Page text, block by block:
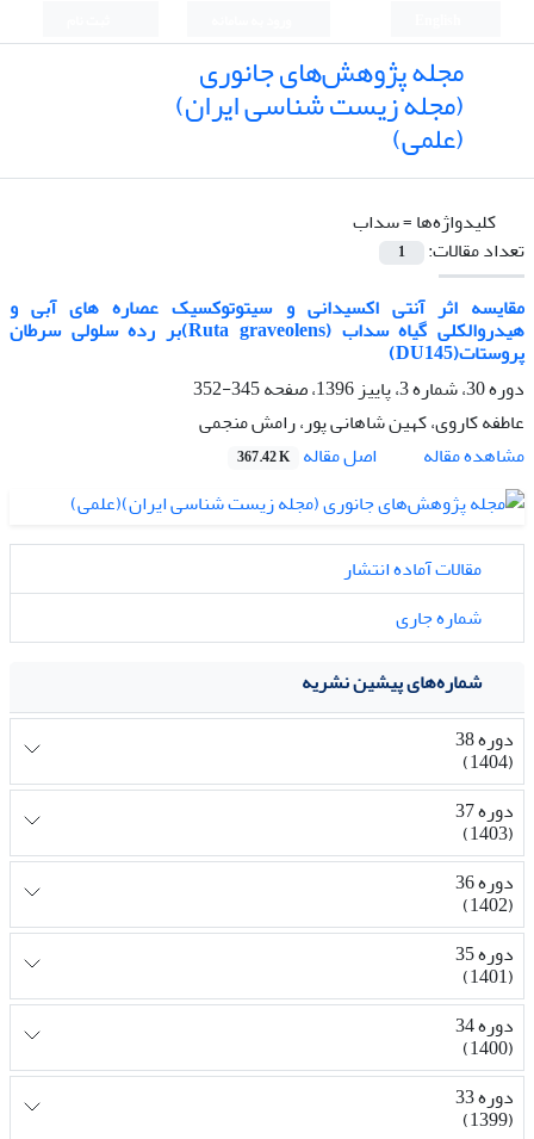
مجله پژوهش‌های جانوری
(مجله زیست شناسی ایران)
(علمی)
کلیدواژه‌ها =سداب
تعداد مقالات:
1
مقایسه اثر آنتی اکسیدانی و سیتوتوکسیک عصاره های آبی و
هیدروالکلی گیاه سداب (Ruta graveolens)بر رده سلولی سرطان
پروستات(DU145)
دوره 30، شماره 3، پاییز 1396، صفحه
345-352
عاطفه کاروی، کهین شاهانی پور، رامش منجمی
مشاهده مقاله
اصل مقاله 367.42 K
مقالات آماده انتشار
شماره جاری
شماره‌های پیشین نشریه
دوره 38
(1404)
دوره 37
(1403)
دوره 36
(1402)
دوره 35
(1401)
دوره 34
(1400)
دوره 33
(1399)